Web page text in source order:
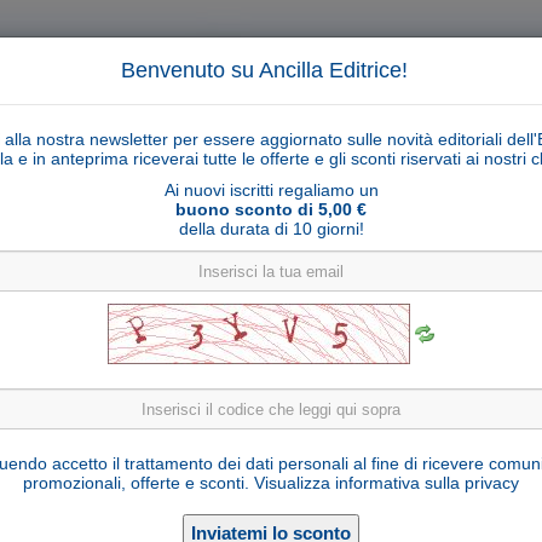
Benvenuto su Ancilla Editrice!
alla nostra newsletter per essere aggiornato sulle novità editoriali
e in anteprima riceverai tutte le offerte e gli sconti riservati ai nostri
Ai nuovi iscritti regaliamo un
buono sconto di 5,00 €
della durata di 10 giorni!
accetto il trattamento dei dati personali al fine di ricevere
promozionali, offerte e sconti. Visualizza informativa sulla privacy
Cerca
Collane libri
Articoli religiosi
di Medjugorje del 25 Dicembre 2013 a